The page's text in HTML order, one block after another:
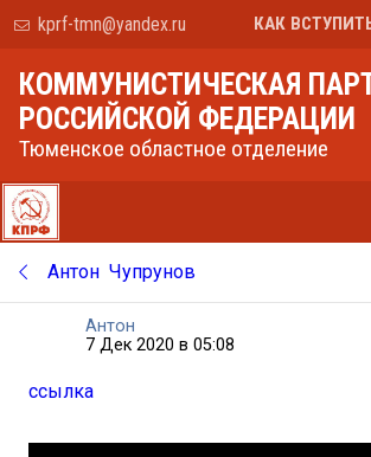
kprf-tmn@yandex.ru КАК
КОММУНИСТИЧЕСКАЯ
РОССИЙСКОЙ ФЕДЕРАЦИИ
Тюменское областное отделение
Антон Чупрунов
Антон
7 Дек 2020 в 05:08
ссылка